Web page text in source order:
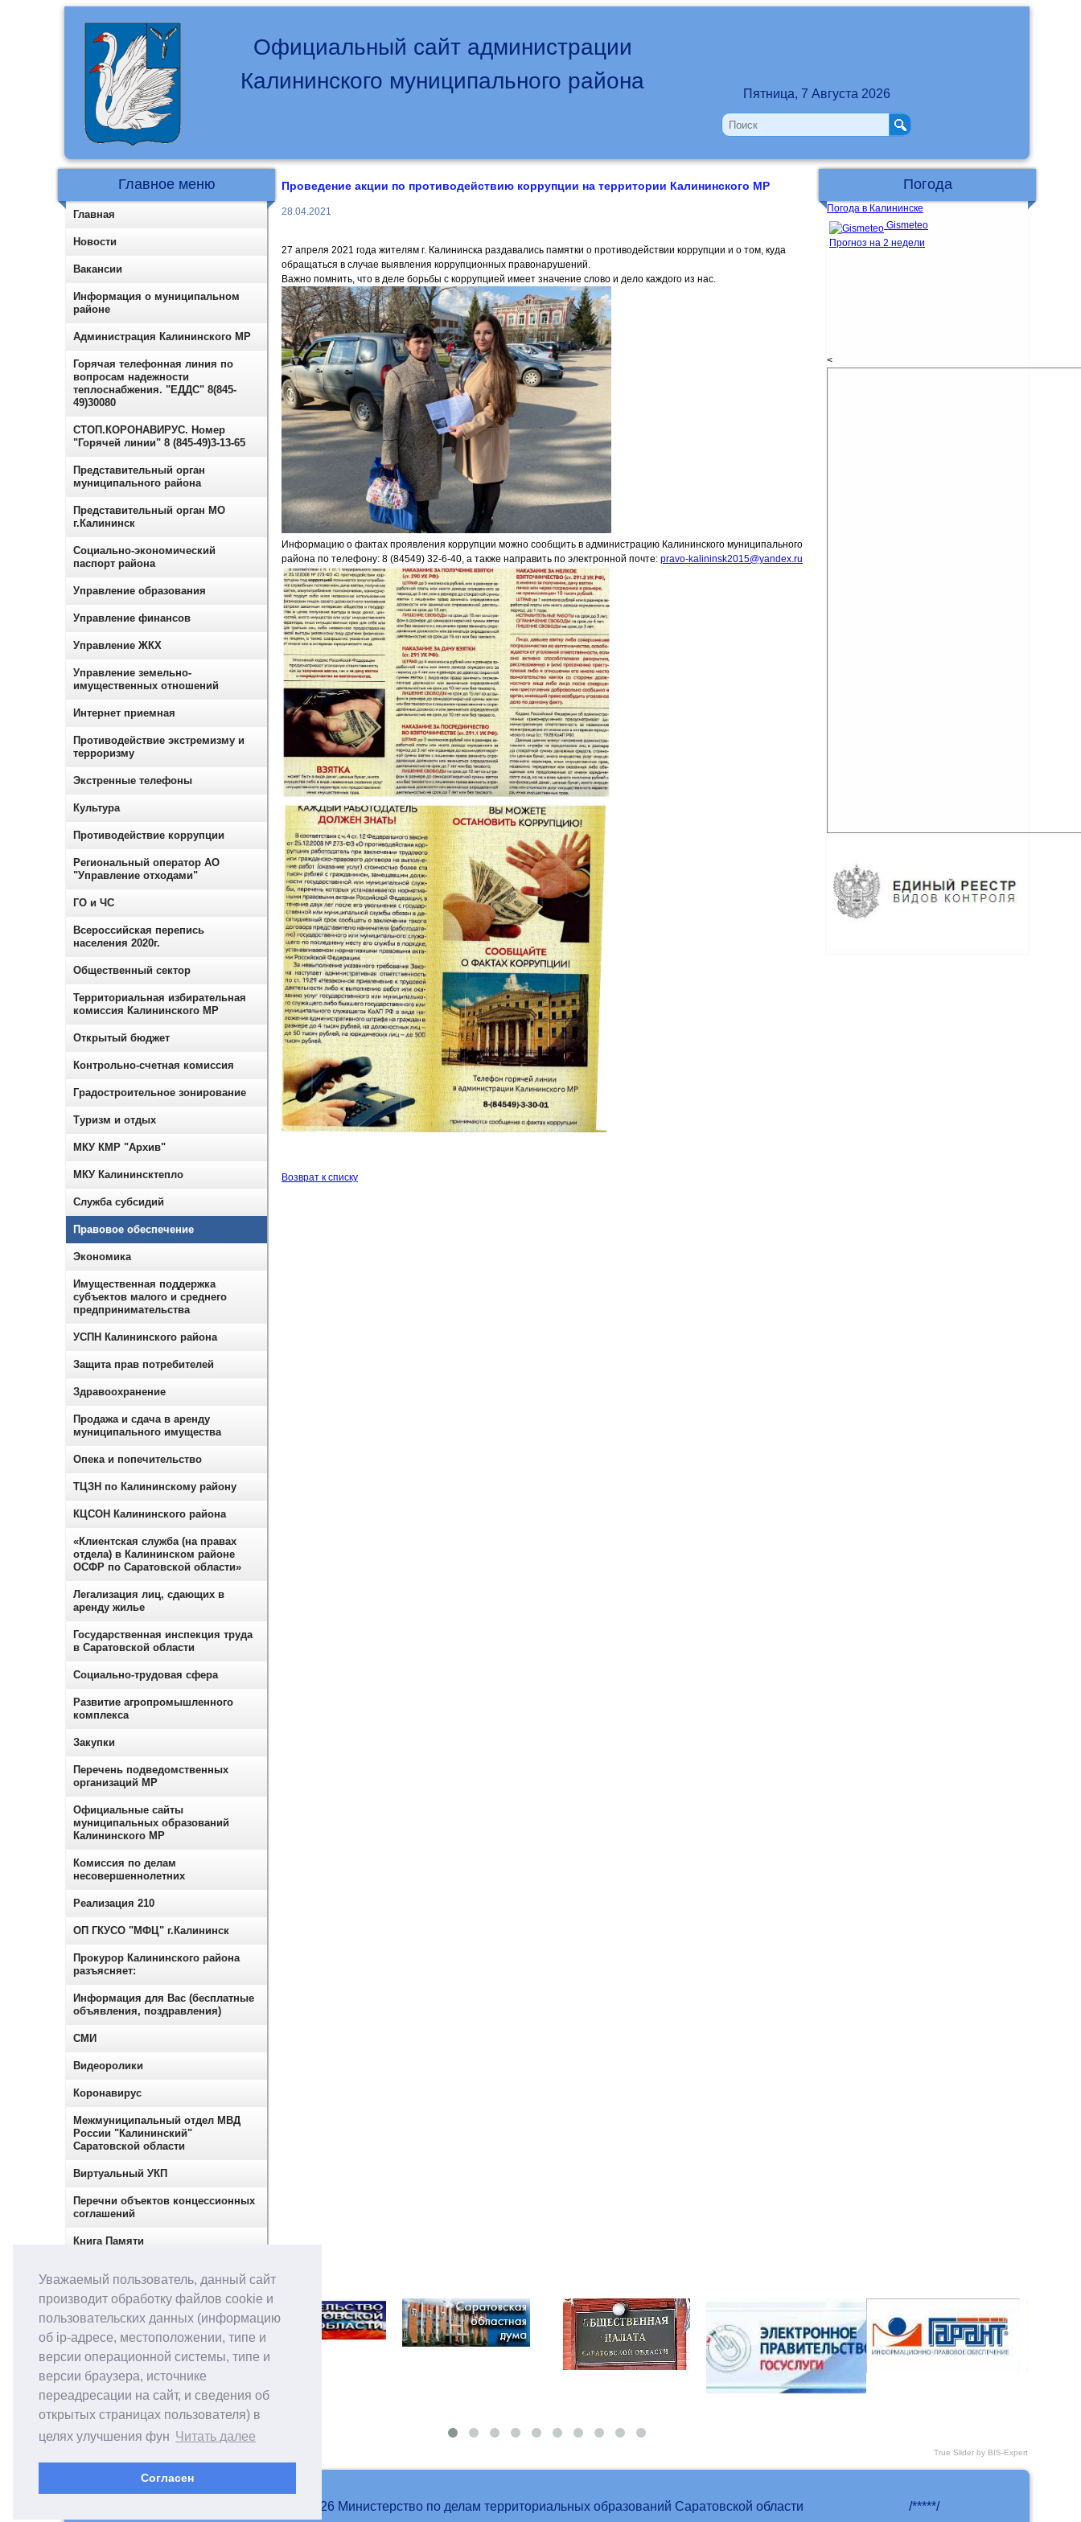
Уважаемый пользователь, данный сайт
производит обработку файлов cookie и
пользовательских данных (информацию
об ip-адресе, местоположении, типе и
версии операционной системы, типе и
версии браузера, источнике
переадресации на сайт, и сведения об
открытых страницах пользователя) в
целях улучшения фун Читать далее
Согласен
Официальный сайт администрации
Калининского муниципального района
Пятница, 7 Августа 2026
Проведение акции по противодействию коррупции на территории Калининского МР
28.04.2021
27 апреля 2021 года жителям г. Калининска раздавались памятки о противодействии коррупции и о том, куда
обращаться в случае выявления коррупционных правонарушений.
Важно помнить, что в деле борьбы с коррупцией имеет значение слово и дело каждого из нас.
Информацию о фактах проявления коррупции можно сообщить в администрацию Калининского муниципального
района по телефону: 8 (84549) 32-6-40, а также направить по электронной почте: pravo-kalininsk2015@yandex.ru
Возврат к списку
Главное меню
Главная
Новости
Вакансии
Информация о муниципальном
районе
Администрация Калининского МР
Горячая телефонная линия по
вопросам надежности
теплоснабжения. "ЕДДС" 8(845-
49)30080
СТОП.КОРОНАВИРУС. Номер
"Горячей линии" 8 (845-49)3-13-65
Представительный орган
муниципального района
Представительный орган МО
г.Калининск
Социально-экономический
паспорт района
Управление образования
Управление финансов
Управление ЖКХ
Управление земельно-
имущественных отношений
Интернет приемная
Противодействие экстремизму и
терроризму
Экстренные телефоны
Культура
Противодействие коррупции
Региональный оператор АО
"Управление отходами"
ГО и ЧС
Всероссийская перепись
населения 2020г.
Общественный сектор
Территориальная избирательная
комиссия Калининского МР
Открытый бюджет
Контрольно-счетная комиссия
Градостроительное зонирование
Туризм и отдых
МКУ КМР "Архив"
МКУ Калининсктепло
Служба субсидий
Правовое обеспечение
Экономика
Имущественная поддержка
субъектов малого и среднего
предпринимательства
УСПН Калининского района
Защита прав потребителей
Здравоохранение
Продажа и сдача в аренду
муниципального имущества
Опека и попечительство
ТЦЗН по Калининскому району
КЦСОН Калининского района
«Клиентская служба (на правах
отдела) в Калининском районе
ОСФР по Саратовской области»
Легализация лиц, сдающих в
аренду жилье
Государственная инспекция труда
в Саратовской области
Социально-трудовая сфера
Развитие агропромышленного
комплекса
Закупки
Перечень подведомственных
организаций МР
Официальные сайты
муниципальных образований
Калининского МР
Комиссия по делам
несовершеннолетних
Реализация 210
ОП ГКУСО "МФЦ" г.Калининск
Прокурор Калининского района
разъясняет:
Информация для Вас (бесплатные
объявления, поздравления)
СМИ
Видеоролики
Коронавирус
Межмуниципальный отдел МВД
России "Калининский"
Саратовской области
Виртуальный УКП
Перечни объектов концессионных
соглашений
Книга Памяти
закупок
Погода
Погода в Калининске
Gismeteo
Прогноз на 2 недели
<
True Slider by BIS-Expert
© 2007-2026 Министерство по делам территориальных образований Саратовской области /*****/